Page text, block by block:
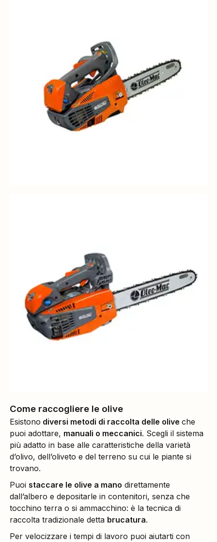
Come raccogliere le olive
Esistono diversi metodi di raccolta delle olive che
puoi adottare, manuali o meccanici. Scegli il sistema
più adatto in base alle caratteristiche della varietà
d’olivo, dell’oliveto e del terreno su cui le piante si
trovano.
Puoi staccare le olive a mano direttamente
dall’albero e depositarle in contenitori, senza che
tocchino terra o si ammacchino: è la tecnica di
raccolta tradizionale detta brucatura.
Per velocizzare i tempi di lavoro puoi aiutarti con